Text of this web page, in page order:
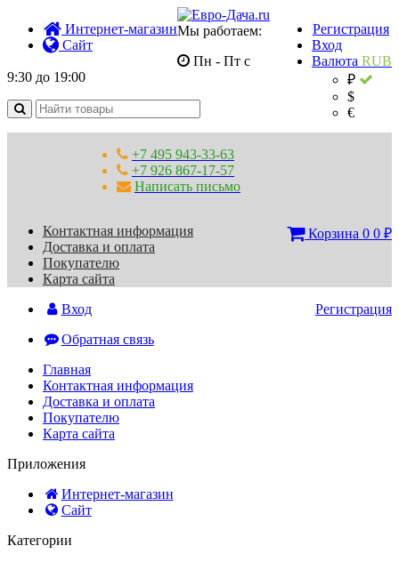
Интернет-магазин
Сайт
Регистрация
Вход
Валюта RUB
₽
$
€
Мы работаем:
Пн - Пт с
9:30 до 19:00
+7 495 943-33-63
+7 926 867-17-57
Написать письмо
Корзина 0 0 ₽
Контактная информация
Доставка и оплата
Покупателю
Карта сайта
Регистрация
Вход
Обратная связь
Главная
Контактная информация
Доставка и оплата
Покупателю
Карта сайта
Приложения
Интернет-магазин
Сайт
Категории